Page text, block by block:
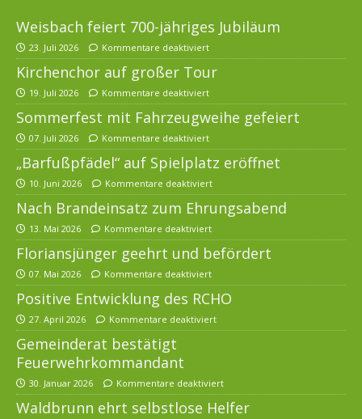
Weisbach feiert 700-jähriges Jubiläum
23. Juli 2026 Kommentare deaktiviert
Kirchenchor auf großer Tour
19. Juli 2026 Kommentare deaktiviert
Sommerfest mit Fahrzeugweihe gefeiert
07. Juli 2026 Kommentare deaktiviert
„Barfußpfädel“ auf Spielplatz eröffnet
10. Juni 2026 Kommentare deaktiviert
Nach Brandeinsatz zum Ehrungsabend
13. Mai 2026 Kommentare deaktiviert
Floriansjünger geehrt und befördert
07. Mai 2026 Kommentare deaktiviert
Positive Entwicklung des RCHO
27. April 2026 Kommentare deaktiviert
Gemeinderat bestätigt
Feuerwehrkommandant
30. Januar 2026 Kommentare deaktiviert
Waldbrunn ehrt selbstlose Helfer